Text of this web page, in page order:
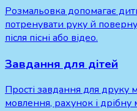
Розмальовка допомагає
потренувати руку й
після пісні або відео.
Завдання для дітей
Прості завдання для друку
мовлення, рахунок і